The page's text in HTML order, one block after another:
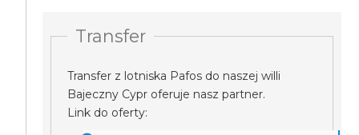
Transfer
Transfer z lotniska Pafos do naszej willi
Bajeczny Cypr oferuje nasz partner.
Link do oferty: